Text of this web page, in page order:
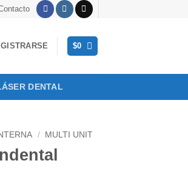
$0
DENTAL
/ MULTI UNIT